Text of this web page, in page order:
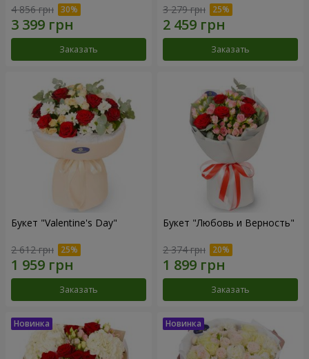
4 856 грн
Заказать
3 279 грн
Заказать
Букет "Valentine's Day"
2 612 грн
Заказать
Букет "Любовь и Верность"
2 374 грн
Заказать